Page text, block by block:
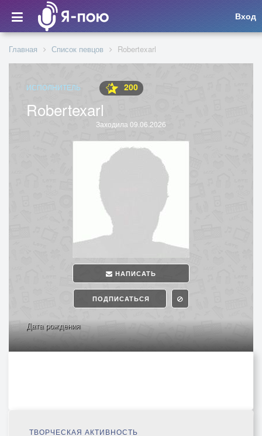
Вход
Главная Список певцов Robertexarl
ИСПОЛНИТЕЛЬ 200
Robertexarl
Заходила 09.06.2026
НАПИСАТЬ
ПОДПИСАТЬСЯ
Дата рождения
ТВОРЧЕСКАЯ АКТИВНОСТЬ